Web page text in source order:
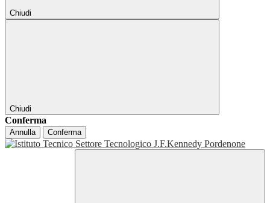
Chiudi
Chiudi
Conferma
Annulla Conferma